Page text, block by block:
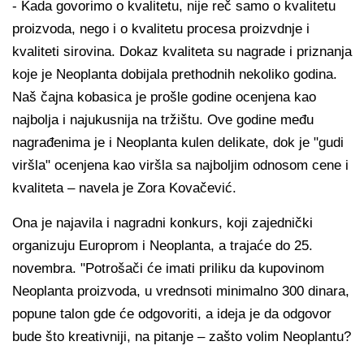
- Kada govorimo o kvalitetu, nije reč samo o kvalitetu
proizvoda, nego i o kvalitetu procesa proizvdnje i
kvaliteti sirovina. Dokaz kvaliteta su nagrade i priznanja
koje je Neoplanta dobijala prethodnih nekoliko godina.
Naš čajna kobasica je prošle godine ocenjena kao
najbolja i najukusnija na tržištu. Ove godine među
nagrađenima je i Neoplanta kulen delikate, dok je "gudi
viršla" ocenjena kao viršla sa najboljim odnosom cene i
kvaliteta – navela je Zora Kovačević.
Ona je najavila i nagradni konkurs, koji zajednički
organizuju Europrom i Neoplanta, a trajaće do 25.
novembra. "Potrošači će imati priliku da kupovinom
Neoplanta proizvoda, u vrednsoti minimalno 300 dinara,
popune talon gde će odgovoriti, a ideja je da odgovor
bude što kreativniji, na pitanje – zašto volim Neoplantu?